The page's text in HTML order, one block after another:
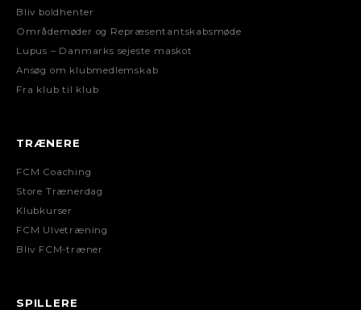
Bliv boldhenter
Områdemøder og Repræsentantskabsmøde
Lupus – Danmarks sejeste maskot
Ansøg om klubmedlemskab
Fra klub til klub
TRÆNERE
FCM Coaching
Store Trænerdag
Klubkurser
FCM Ulvetræning
Bliv FCM-træner
SPILLERE